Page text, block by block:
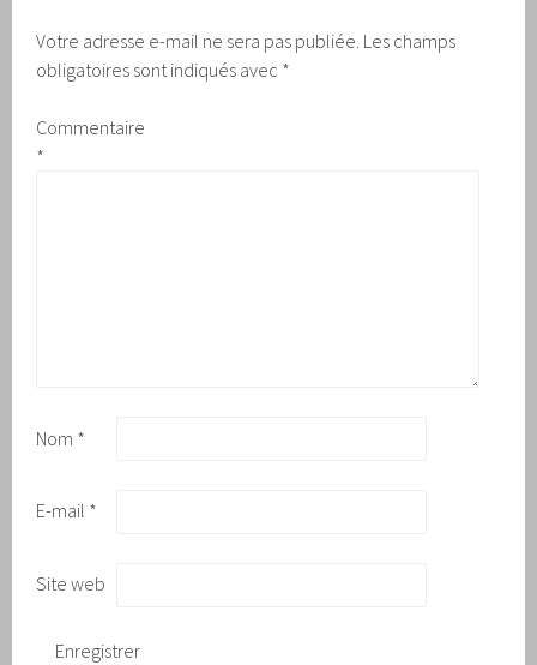
Votre adresse e-mail ne sera pas publiée. Les champs
obligatoires sont indiqués avec *
Commentaire
*
Nom *
E-mail *
Site web
Enregistrer